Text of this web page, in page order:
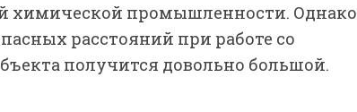
химической промышленности. Однако
расстояний при работе со
получится довольно большой.